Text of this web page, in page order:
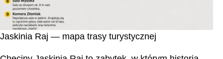
Jaskinia Raj — mapa trasy turystycznej